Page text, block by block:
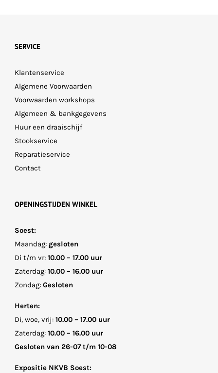
SERVICE
Klantenservice
Algemene Voorwaarden
Voorwaarden workshops
Algemeen & bankgegevens
Huur een draaischijf
Stookservice
Reparatieservice
Contact
OPENINGSTIJDEN WINKEL
Soest:
Maandag: gesloten
Di t/m vr: 10.00 – 17.00 uur
Zaterdag: 10.00 – 16.00 uur
Zondag: Gesloten
Herten:
Di, woe, vrij: 10.00 – 17.00 uur
Zaterdag: 10.00 – 16.00 uur
Gesloten van 26-07 t/m 10-08
Expositie NKVB Soest: